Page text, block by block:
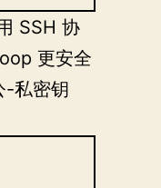
SSH 协
更安全
-私密钥